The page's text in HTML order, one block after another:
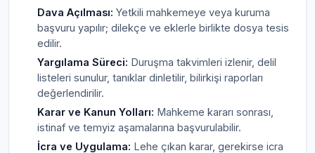
Dava Açılması: Yetkili mahkemeye veya kuruma
başvuru yapılır; dilekçe ve eklerle birlikte dosya tesis
edilir.
Yargılama Süreci: Duruşma takvimleri izlenir, delil
listeleri sunulur, tanıklar dinletilir, bilirkişi raporları
değerlendirilir.
Karar ve Kanun Yolları: Mahkeme kararı sonrası,
istinaf ve temyiz aşamalarına başvurulabilir.
İcra ve Uygulama: Lehe çıkan karar, gerekirse icra